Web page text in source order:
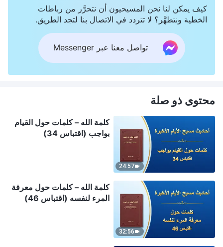
كيف يمكن لنا نحن المسيحيون أن نتحرَّر من رباطات
الخطية ونتطهَّر؟ لا تتردد في الاتصال بنا لتجد الطريق.
تواصل معنا عبر Messenger
محتوى ذو صلة
24:57
كلمة الله – كلمات حول القيام
بواجب (اقتباس 34)
32:56
كلمة الله – كلمات حول معرفة
المرء لنفسه (اقتباس 46)